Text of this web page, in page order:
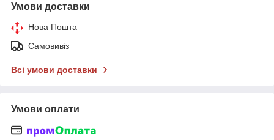
Умови доставки
Нова Пошта
Самовивіз
Всі умови доставки
Умови оплати